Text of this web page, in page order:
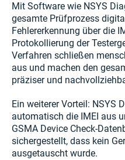
Mit Software wie NSYS
gesamte Prüfprozess
Fehlererkennung über die
Protokollierung der
Verfahren schließen
aus und machen den
präziser und
Ein weiterer Vorteil: NSYS
automatisch die IMEI aus
GSMA Device Check-
sichergestellt, dass kein
ausgetauscht wurde.